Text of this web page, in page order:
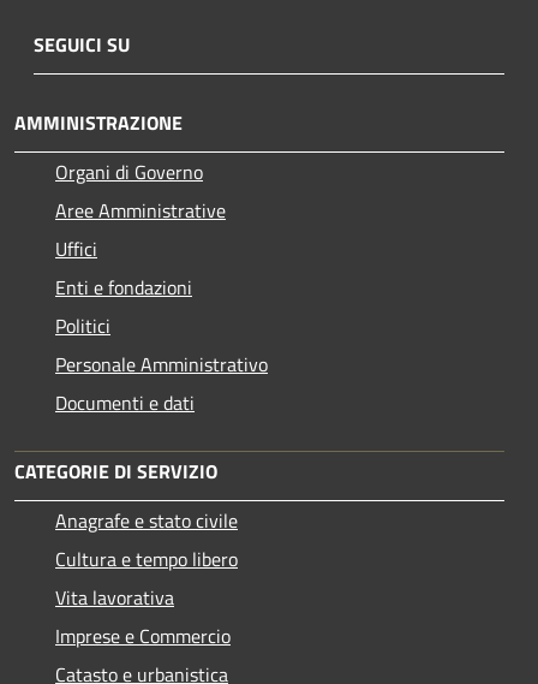
SEGUICI SU
AMMINISTRAZIONE
Organi di Governo
Aree Amministrative
Uffici
Enti e fondazioni
Politici
Personale Amministrativo
Documenti e dati
CATEGORIE DI SERVIZIO
Anagrafe e stato civile
Cultura e tempo libero
Vita lavorativa
Imprese e Commercio
Catasto e urbanistica